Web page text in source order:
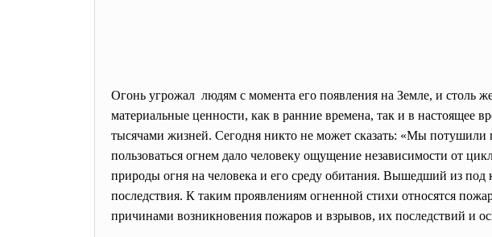
Огонь угрожал людям с момента его появления на Земле, и столь
материальные ценности, как в ранние времена, так и в настоящее
тысячами жизней. Сегодня никто не может сказать: «Мы
пользоваться огнем дало человеку ощущение независимости от
природы огня на человека и его среду обитания. Вышедший из под
последствия. К таким проявлениям огненной стихи относятся
причинами возникновения пожаров и взрывов, их последствий и